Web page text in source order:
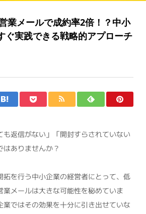
業メールで成約率2倍！？中小
ぐ実践できる戦略的アプローチ
も返信がない」「開封すらされていない
はありませんか？
拓を行う中小企業の経営者にとって、低
業メールは大きな可能性を秘めていま
業ではその効果を十分に引き出せていな